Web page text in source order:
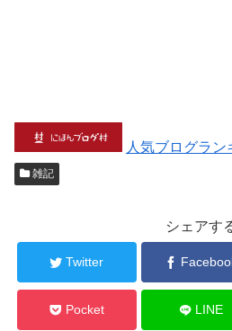
人気ブログラン
雑記
シェアす
Twitter
Pocket LINE